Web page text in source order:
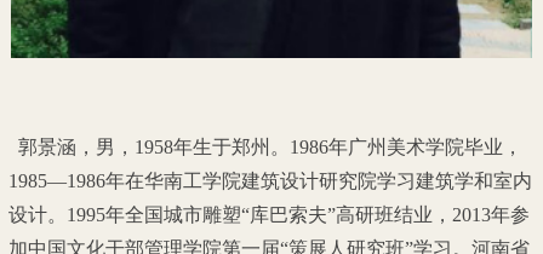
郭景涵，男，1958年生于郑州。1986年广州美术学院毕业，
1985—1986年在华南工学院建筑设计研究院学习建筑学和室内
设计。1995年全国城市雕塑“库巴索夫”高研班结业，2013年参
加中国文化干部管理学院第一届“策展人研究班”学习。河南省